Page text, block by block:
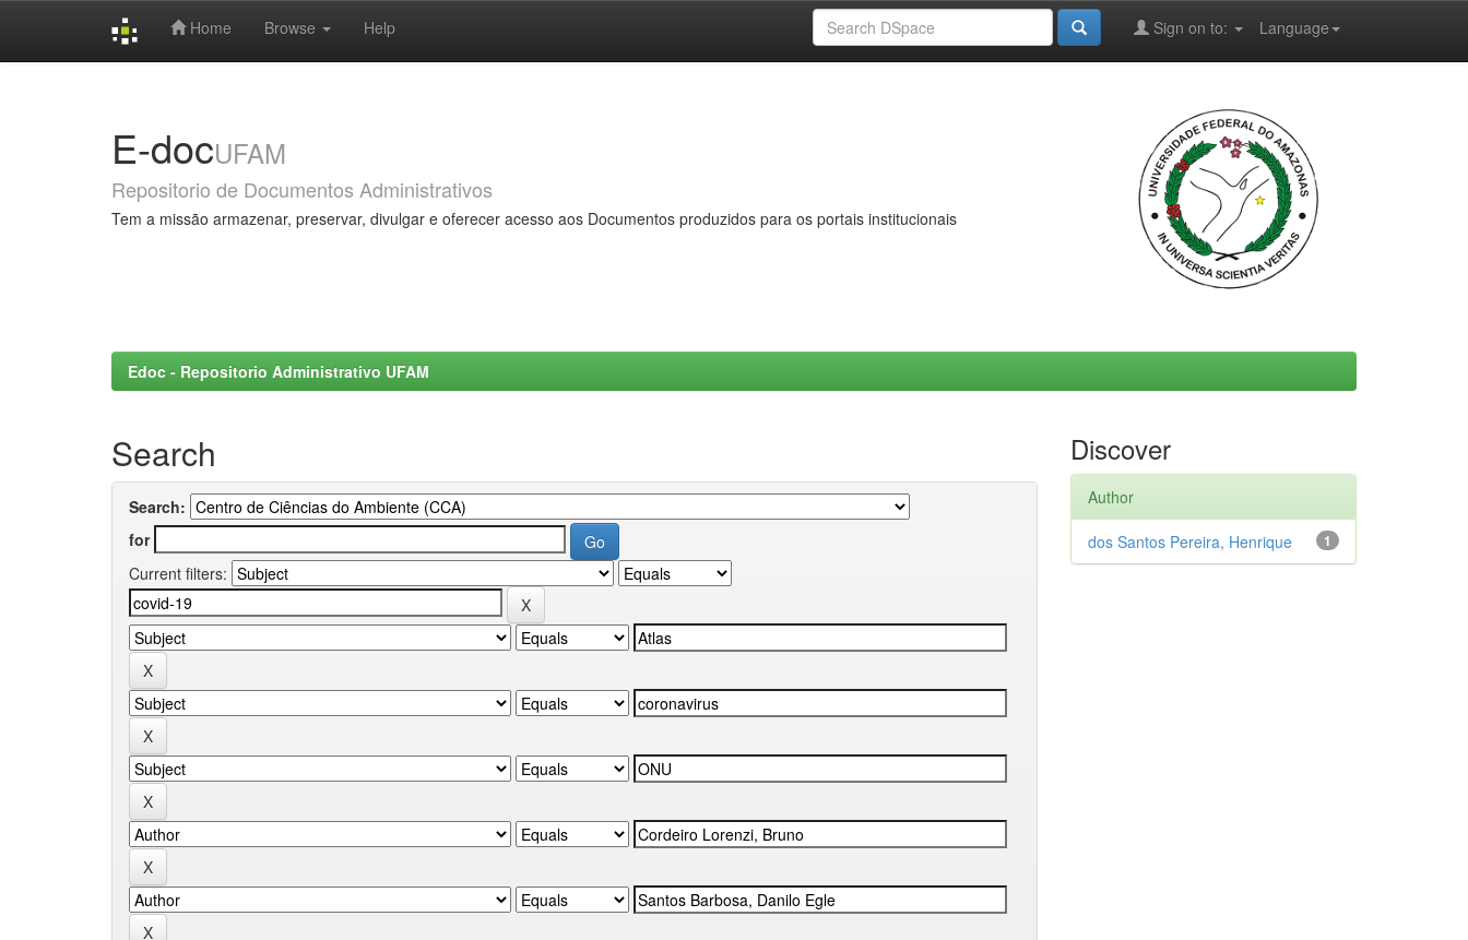
Home Browse Help Language
Sign on to:
E-docUFAM
Repositorio de Documentos Administrativos
Tem a missão armazenar, preservar, divulgar e oferecer acesso aos Documentos produzidos para os portais institucionais
Edoc - Repositorio Administrativo UFAM
Search
Search:
for
Current filters:
Discover
Author
1
dos Santos Pereira, Henrique